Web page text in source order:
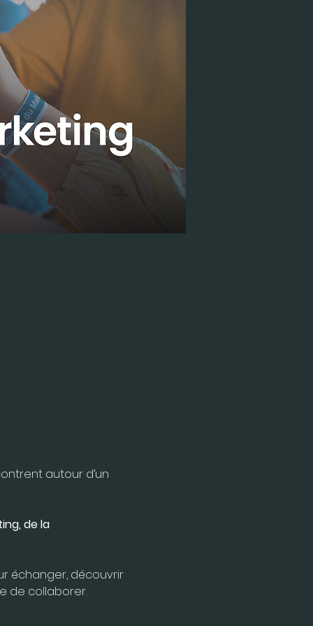
autour d’un
de la
échanger, découvrir
de collaborer.